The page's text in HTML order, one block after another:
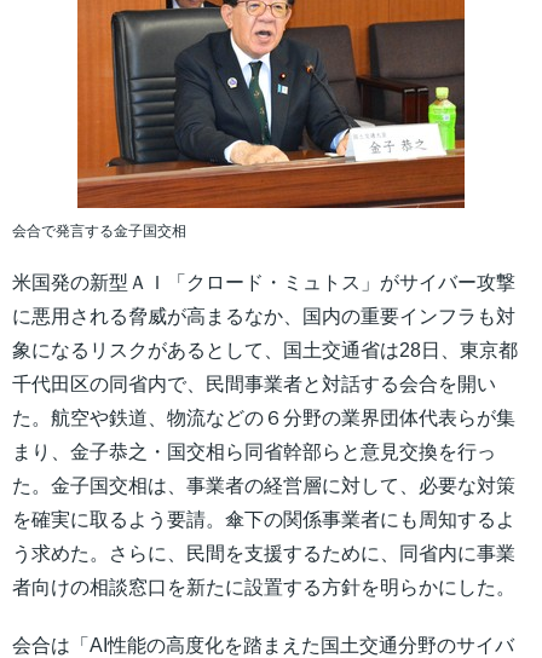
会合で発言する金子国交相
米国発の新型ＡＩ「クロード・ミュトス」がサイバー攻撃
に悪用される脅威が高まるなか、国内の重要インフラも対
象になるリスクがあるとして、国土交通省は28日、東京都
千代田区の同省内で、民間事業者と対話する会合を開い
た。航空や鉄道、物流などの６分野の業界団体代表らが集
まり、金子恭之・国交相ら同省幹部らと意見交換を行っ
た。金子国交相は、事業者の経営層に対して、必要な対策
を確実に取るよう要請。傘下の関係事業者にも周知するよ
う求めた。さらに、民間を支援するために、同省内に事業
者向けの相談窓口を新たに設置する方針を明らかにした。
会合は「AI性能の高度化を踏まえた国土交通分野のサイバ